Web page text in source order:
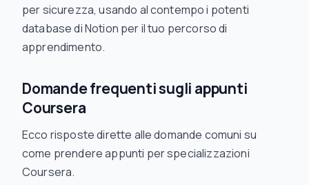
per sicurezza, usando al contempo i potenti
database di Notion per il tuo percorso di
apprendimento.
Domande frequenti sugli appunti
Coursera
Ecco risposte dirette alle domande comuni su
come prendere appunti per specializzazioni
Coursera.